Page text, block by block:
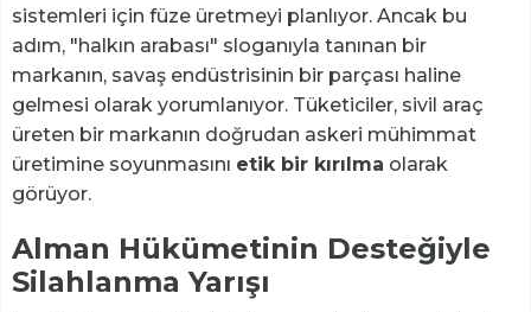
sistemleri için füze üretmeyi planlıyor. Ancak bu
adım, "halkın arabası" sloganıyla tanınan bir
markanın, savaş endüstrisinin bir parçası haline
gelmesi olarak yorumlanıyor. Tüketiciler, sivil araç
üreten bir markanın doğrudan askeri mühimmat
üretimine soyunmasını etik bir kırılma olarak
görüyor.
Alman Hükümetinin Desteğiyle
Silahlanma Yarışı